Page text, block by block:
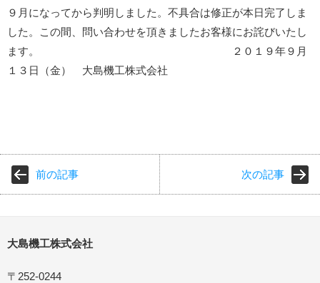
９月になってから判明しました。不具合は修正が本日完了しま
した。この間、問い合わせを頂きましたお客様にお詫びいたし
ます。 ２０１９年９月
１３日（金） 大島機工株式会社
前の記事 次の記事
大島機工株式会社
〒252-0244